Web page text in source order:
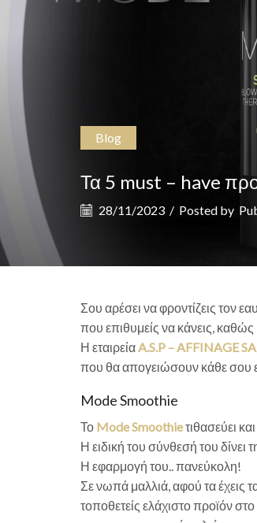
Blog
Τα 5 must – have
28/11/2023 / Posted by
Σου αρέσει να φροντίζεις τον
που επιθυμείς να κάνεις, καθώς
Η εταιρείαA.S.P – AFFINAGE
που θα απογειώσουν κάθε σου
Mode Smoothie
Το Mode Smoothieτιθασεύει
Η ειδική του σύνθεσή του δίνει
Η εφαρμογή του.. πανεύκολη!
Σε νωπά μαλλιά, αφού τα έχεις
τοποθετείς ελάχιστο προϊόν